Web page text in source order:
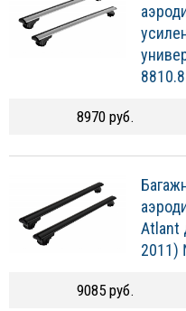
8970 руб.
Atlant
2011)
9085 руб.